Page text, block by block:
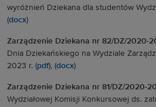
wyróżnień Dziekana dla studentów
(docx)
Zarządzenie Dziekana nr 82/DZ/2020-
Dnia Dziekańskiego na Wydziale
2023 r. (pdf), (docx)
Zarządzenie Dziekana nr 81/DZ/2020-
Wydziałowej Komisji Konkursowej ds.